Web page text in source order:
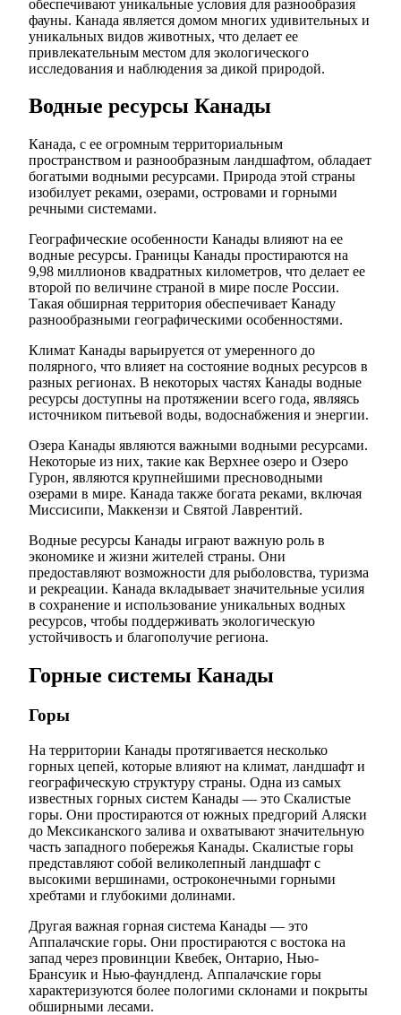
обеспечивают уникальные условия для разнообразия
фауны. Канада является домом многих удивительных и
уникальных видов животных, что делает ее
привлекательным местом для экологического
исследования и наблюдения за дикой природой.
Водные ресурсы Канады
Канада, с ее огромным территориальным
пространством и разнообразным ландшафтом, обладает
богатыми водными ресурсами. Природа этой страны
изобилует реками, озерами, островами и горными
речными системами.
Географические особенности Канады влияют на ее
водные ресурсы. Границы Канады простираются на
9,98 миллионов квадратных километров, что делает ее
второй по величине страной в мире после России.
Такая обширная территория обеспечивает Канаду
разнообразными географическими особенностями.
Климат Канады варьируется от умеренного до
полярного, что влияет на состояние водных ресурсов в
разных регионах. В некоторых частях Канады водные
ресурсы доступны на протяжении всего года, являясь
источником питьевой воды, водоснабжения и энергии.
Озера Канады являются важными водными ресурсами.
Некоторые из них, такие как Верхнее озеро и Озеро
Гурон, являются крупнейшими пресноводными
озерами в мире. Канада также богата реками, включая
Миссисипи, Маккензи и Святой Лаврентий.
Водные ресурсы Канады играют важную роль в
экономике и жизни жителей страны. Они
предоставляют возможности для рыболовства, туризма
и рекреации. Канада вкладывает значительные усилия
в сохранение и использование уникальных водных
ресурсов, чтобы поддерживать экологическую
устойчивость и благополучие региона.
Горные системы Канады
Горы
На территории Канады протягивается несколько
горных цепей, которые влияют на климат, ландшафт и
географическую структуру страны. Одна из самых
известных горных систем Канады — это Скалистые
горы. Они простираются от южных предгорий Аляски
до Мексиканского залива и охватывают значительную
часть западного побережья Канады. Скалистые горы
представляют собой великолепный ландшафт с
высокими вершинами, остроконечными горными
хребтами и глубокими долинами.
Другая важная горная система Канады — это
Аппалачские горы. Они простираются с востока на
запад через провинции Квебек, Онтарио, Нью-
Брансуик и Нью-фаундленд. Аппалачские горы
характеризуются более пологими склонами и покрыты
обширными лесами.